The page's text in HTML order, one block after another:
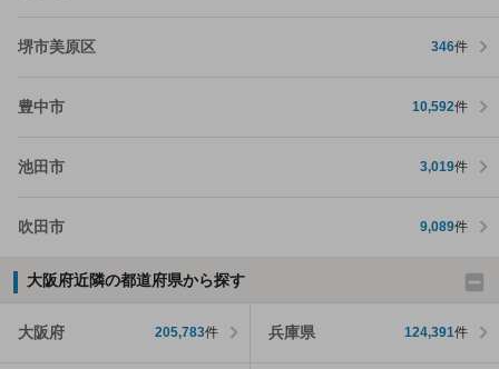
堺市美原区 346件
豊中市 10,592件
池田市 3,019件
吹田市 9,089件
大阪府近隣の都道府県から探す
大阪府 205,783件 兵庫県 124,391件